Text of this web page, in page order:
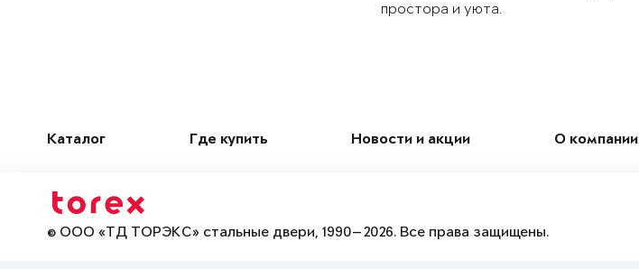
простора и уюта.
Каталог Где купить Новости и акции О компании
© ООО «ТД ТОРЭКС» стальные двери, 1990—2026. Все права защищены.